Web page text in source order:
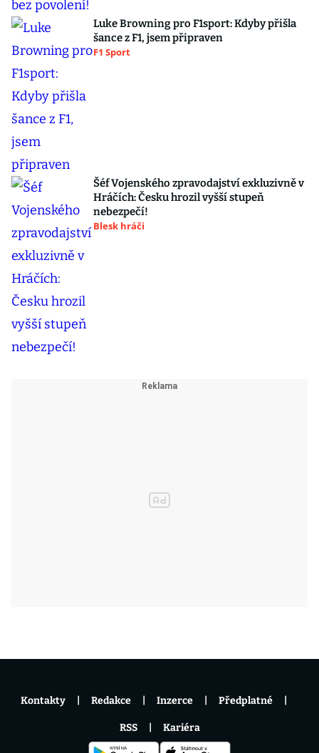
Luke Browning pro F1sport: Kdyby přišla
šance z F1, jsem připraven
F1 Sport
Šéf Vojenského zpravodajství exkluzivně v
Hráčích: Česku hrozil vyšší stupeň
nebezpečí!
Blesk hráči
Kontakty Redakce Inzerce Předplatné
RSS Kariéra